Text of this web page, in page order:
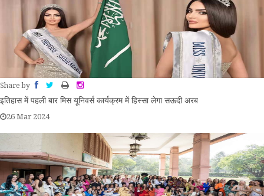
Share by
इतिहास में पहली बार मिस यूनिवर्स कार्यक्रम में हिस्सा लेगा सऊदी अरब
26 Mar 2024